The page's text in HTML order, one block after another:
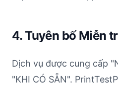
4. Tuyên bố Miễn
Dịch vụ được cung cấp
"KHI CÓ SẴN".